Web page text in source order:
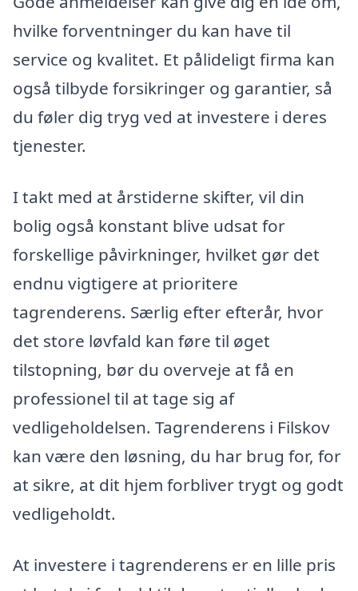
hvilke forventninger du kan have til
service og kvalitet. Et pålideligt firma kan
også tilbyde forsikringer og garantier, så
du føler dig tryg ved at investere i deres
tjenester.
I takt med at årstiderne skifter, vil din
bolig også konstant blive udsat for
forskellige påvirkninger, hvilket gør det
endnu vigtigere at prioritere
tagrenderens. Særlig efter efterår, hvor
det store løvfald kan føre til øget
tilstopning, bør du overveje at få en
professionel til at tage sig af
vedligeholdelsen. Tagrenderens i Filskov
kan være den løsning, du har brug for, for
at sikre, at dit hjem forbliver trygt og godt
vedligeholdt.
At investere i tagrenderens er en lille pris